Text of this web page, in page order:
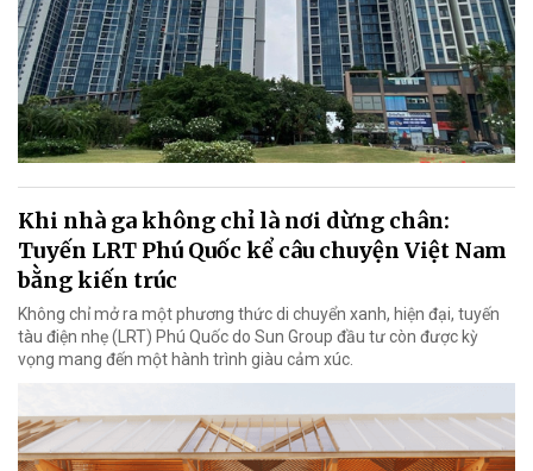
Khi nhà ga không chỉ là nơi dừng chân:
Tuyến LRT Phú Quốc kể câu chuyện Việt Nam
bằng kiến trúc
Không chỉ mở ra một phương thức di chuyển xanh, hiện đại, tuyến
tàu điện nhẹ (LRT) Phú Quốc do Sun Group đầu tư còn được kỳ
vọng mang đến một hành trình giàu cảm xúc.